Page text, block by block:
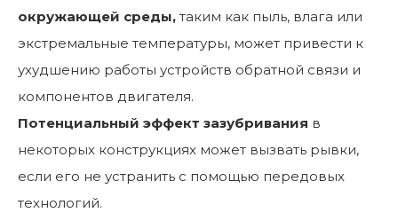
окружающей среды, таким как пыль, влага или
экстремальные температуры, может привести к
ухудшению работы устройств обратной связи и
компонентов двигателя.
Потенциальный эффект зазубривания в
некоторых конструкциях может вызвать рывки,
если его не устранить с помощью передовых
технологий.